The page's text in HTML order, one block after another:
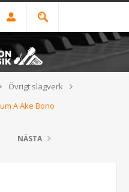
Övrigt slagverk
A Ake Bono
NÄSTA